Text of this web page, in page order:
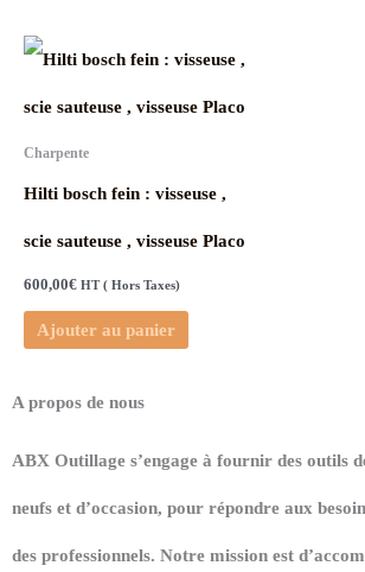
Charpente
Hilti bosch fein : visseuse ,
scie sauteuse , visseuse Placo
600,00€ HT ( Hors Taxes)
Ajouter au panier
A propos de nous
ABX Outillage s’engage à fournir des outils
neufs et d’occasion, pour répondre aux
des professionnels. Notre mission est